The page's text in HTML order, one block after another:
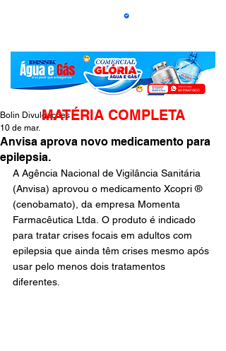
Anvisa aprova novo medicamento para
epilepsia.
Bolin Divulgações
10 de mar.
A Agência Nacional de Vigilância Sanitária
(Anvisa) aprovou o medicamento Xcopri ®
(cenobamato), da empresa Momenta
Farmacêutica Ltda. O produto é indicado
para tratar crises focais em adultos com
epilepsia que ainda têm crises mesmo após
usar pelo menos dois tratamentos
diferentes.
MATÉRIA COMPLETA